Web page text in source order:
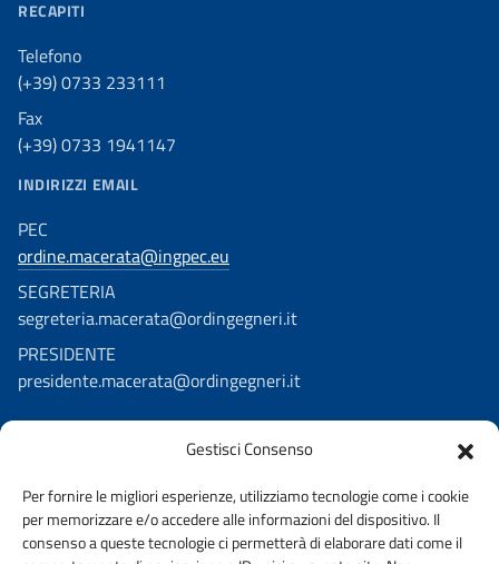
Gestisci Consenso
Per fornire le migliori esperienze, utilizziamo tecnologie come i cookie
per memorizzare e/o accedere alle informazioni del dispositivo. Il
consenso a queste tecnologie ci permetterà di elaborare dati come il
RECAPITI
Telefono
(+39) 0733 233111
Fax
(+39) 0733 1941147
INDIRIZZI EMAIL
PEC
ordine.macerata@ingpec.eu
SEGRETERIA
segreteria.macerata@ordingegneri.it
PRESIDENTE
presidente.macerata@ordingegneri.it
Facebook
Youtube